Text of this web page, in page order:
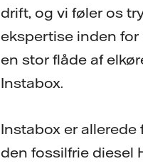
drift, og vi føler os
ekspertise inden
en stor flåde af
Instabox.
Instabox er
den fossilfrie diesel